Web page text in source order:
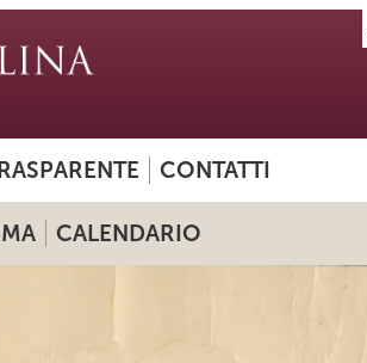
CONTATTI
CALENDARIO